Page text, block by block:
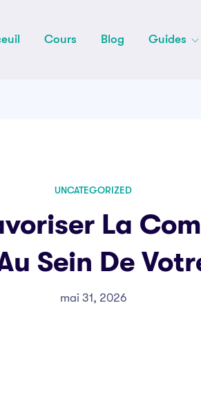
Cours Blog Guides
UNCATEGORIZED
La
Sein De
mai 31, 2026